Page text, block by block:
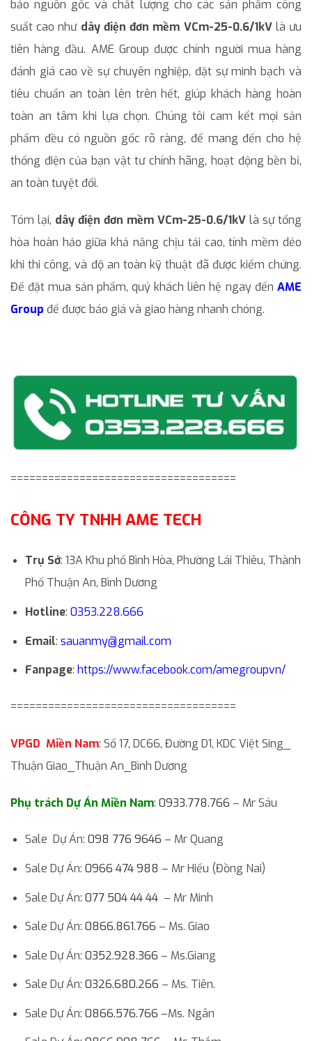
bảo nguồn gốc và chất lượng cho các sản phẩm công
suất cao như dây điện đơn mềm VCm-25-0.6/1kVlà ưu
tiên hàng đầu. AME Group được chính người mua hàng
đánh giá cao về sự chuyên nghiệp, đặt sự minh bạch và
tiêu chuẩn an toàn lên trên hết, giúp khách hàng hoàn
toàn an tâm khi lựa chọn. Chúng tôi cam kết mọi sản
phẩm đều có nguồn gốc rõ ràng, để mang đến cho hệ
thống điện của bạn vật tư chính hãng, hoạt động bền bỉ,
an toàn tuyệt đối.
Tóm lại, dây điện đơn mềm VCm-25-0.6/1kV là sự tổng
hòa hoàn hảo giữa khả năng chịu tải cao, tính mềm dẻo
khi thi công, và độ an toàn kỹ thuật đã được kiểm chứng.
Để đặt mua sản phẩm, quý khách liên hệ ngay đến AME
Group để được báo giá và giao hàng nhanh chóng.
====================================
CÔNG TY TNHH AME TECH
Trụ Sở: 13A Khu phố Bình Hòa, Phường Lái Thiêu, Thành
Phố Thuận An, Bình Dương
Hotline: 0353.228.666
Email: sauanmy@gmail.com
Fanpage: https://www.facebook.com/amegroupvn/
====================================
VPGD Miền Nam: Số 17, DC66, Đường D1, KDC Việt Sing_
Thuận Giao_Thuận An_Bình Dương
Phụ trách Dự Án Miền Nam: 0933.778.766 – Mr Sáu
Sale Dự Án: 098 776 9646 – Mr Quang
Sale Dự Án: 0966 474 988 – Mr Hiếu (Đồng Nai)
Sale Dự Án: 077 504 44 44– Mr Minh
Sale Dự Án: 0866.861.766 – Ms. Giao
Sale Dự Án: 0352.928.366 – Ms.Giang
Sale Dự Án: 0326.680.266 – Ms. Tiên.
Sale Dự Án: 0866.576.766 –Ms. Ngân